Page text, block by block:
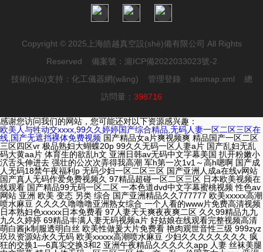
Copyright © 2025上海皓越真空設(shè)備有限公司 All Rights
Reserved 備案號： 滬ICP備2022033023號-2
技術(shù)支持： 化工儀器網(wǎng) 管理登錄 sitemap.xml 總
訪問量： 398716
感谢您访问我们的网站，您可能还对以下资源感兴趣：
欧美人与牲动交xxxx,99久久婷婷国产综合精品,无码人妻一区二区三区在
线,国产无遮挡裸体免费视频 国产精品女a片爽视频爽 精品国产一区二区三区四区vr 极品熟妇大蝴蝶20p 99久久无码一区人妻a片 国产乱妇无乱码大黄aa片 体育生的欲乱h文 亚洲日韩av无码中文字幕美国 扒开粉嫩小泬舌头伸进去 强壮的公次次弄得我高潮 军h第一次1v1～高h嗯啊 国产成人无码18禁午夜福利p 无码少妇一区二区三区 国产亚洲人成a在线v网站 国产真人无码作爱免费视频久 97精品超碰一区二区三区 日本欧美视频在线观看 国产精品99无码一区二区 一本色道dvd中文字幕蜜桃视频 性色av网站 亚洲 欧美 变态 另类 综合 国产亚洲精品久久777777 欧美xxxxx高潮喷水麻豆 久久久久噜噜噜亚洲熟女综合 一个人看的www片免费高清视频 日本熟妇色xxxxx日本免费看 97人妻天天爽夜夜爽二区 久久99精品九九九久久婷婷 69精品丰满人妻无码视频a片 好姑娘在线观看完整视频高清 萌白酱jk制服透明白丝 欧美性做爰大片免费看 艳肉观世音性三级 999zyz玖玖资源站永久无码 欧美xxxxx高潮喷水麻豆 少妇久久久久久久久久 疯狂的交换1—6真实交换3和2 亚洲午夜精品久久久久久app 人妻 丝袜美腿 中文字幕 精品人体无码一区二区三区 性一交一乱一伧国产女士spa 亚洲精品无码久久久影院相关影片 国产又色又爽无遮挡免费 五月av综合av国产av 人人澡人人透人人爽 国产98色在线 | 日韩 欧美性大战久久久久久久 精品人妻无码一区二区色欲产成人 精品国产精品久久一区免费式 亚洲va中文字幕 99久久久无码国产精品不卡 欧美大荫蒂毛茸茸视频 国产男女猛烈无遮挡免费网站 欧美乱妇日本无乱码特黄大片 国产成人综合欧美精品久久 久久久久人妻精品一区三寸 熟女人妻一区二区三区免费看 国产精品久久成人网站 世预赛亚洲区18强赛 白洁性荡生活第90章 欧美性猛交xxxx黑人猛交 熟妇人妻av无码一区二区三区 欧美老人巨大xxxx做受 亚洲色成人www永久网站 国产在线观看国产精品产拍 色一情一区二区三区四区 人妻少妇无码精品视频区 最近2019年日本中文免费字幕 性做久久久久久久久 国产精品毛片久久久久久久 欧美裸体xxxx极品少妇 久久人人妻人人做人人爽 少爷托着娇乳撞击娇吟 两口子交换真实刺激高潮 青娱乐极品盛宴 精品一区二区久久久久久久网站 8x8ⅹ永久海外华人免费观看 午夜精品久久久久久久无码 麻豆高清免费国产一区 东北少妇大叫高潮xxxⅹ小说 精品爆乳一区二区三区无码av 亚洲欧美日韩在线不卡 美腿丝袜视频 狂野欧美性猛交xxxx 国精品人妻无码一区二区三区牛牛 久久亚洲精品无码av 免费啪啪a片aaaa片老太婆交 中文字幕乱码中文乱码777 人禽杂交18禁网站免费 亚洲国产另类久久久精品黑人 国产精品18久久久久久麻辣 国产片+人+综合 精品国产偷窥一区二区 国产精品特级毛片一区二区三区 人妻丰满熟妇岳av无码区hd 初尝人妻少妇中文字幕 精品香蕉99久久久久网站 激情综合色综合久久综合 欧美人禽杂交狂配 69sex久久精品国产麻豆 色狠狠色噜噜av天堂一区 国产suv精二区69 亚洲熟女乱综合一区二区 国产av无码专区亚洲a∨毛片 国产精品三级一区二区 99国产精品无码 人妻激情偷乱视频一区二区三区 国产成人综合欧美精品久久 加勒比hezyo黑人专区 99久久久无码国产精品不卡 精品丝袜人妻久久久久久 精品少妇人妻av一区二区 伦h望h女h高 破了亲妺妺的处免费视频国产 怡红院av一区二区三区 亚洲综合一区二区三区无码 色噜噜狠狠一区二区三区果冻 国产精品人妻一区二区三区四区 狠狠色噜噜狠狠狠狠av不卡 五夫一妻的幸福生活 午夜福利一区二区三区在线观看 国产99久久久久久免费看 精品少妇人妻av无码久久 日韩人妻一区二区三区蜜桃视频 色噜噜狠狠色综合成人网 久久国产乱子伦精品一区二区红桃 国产无遮挡又黄又爽又色 国产精品久久久久久久久久直播 国产成人无码av在线播放dvd 国产精品久久久久9999爆乳 精品久久久久久亚洲精品 双人床上互动的动作 99蜜桃臀久久久欧美精品网站 欧美成人看片黄a免费看 男人用嘴添女人下身免费视频 人妻无码久久久久久久久久久 久久99国产精品成人 白洁在宾馆被赵振连玩三天 强制屈辱调教h 国产人久久人人人人爽 亚洲国产精品无码久久久 欧美猛少妇色xxxxx猛叫 国产精品乱码一区二区三区 波多野结衣中文字幕久久 人妻少妇精品无码专区二区 7777精品伊人久久久大香线蕉 8x8ⅹ永久海外华人免费观看 √天堂中文官网8在线 尤物网址在线观看 日本不卡一区二区三区 疯狂做受xxxx国产 丰满少妇人妻无码 亚洲精品一区久久久久久 久久久久99精品成人片 主人调教后菊惩罚h hd女人奶水授乳milk 欧美亚洲精品一区二区 熟女性饥渴一区二区三区 7777久久亚洲中文字幕 午夜精品久久久久久 欧美两根一起进3p做受视频 妺妺窝人体色www婷婷 欧美熟妇xxxxx欧美老妇不卡 国产大学生粉嫩无套流白浆 免费特级毛片 人妻换人妻仑乱 美腿丝袜视频 放荡的少妇2欧美版 欧洲多毛裸体xxxxx 扒开内裤边吃奶xxoo 亚洲欧美日韩精品久久亚洲区 亚洲人成无码www久久久 日日噜狠狠噜天天噜av 久久人人爽天天玩人人妻精品 九九精品99久久久香蕉 少妇性饥渴无码a区免费 永久免费不卡在线观看黄网站 免费观看又色又爽又黄的软件 精品少妇人妻av免费久久洗澡 麻豆国产尤物av尤物在线观看 国产精品久久久久久妇女 国产v综合v亚洲欧美久久 中文字幕av人妻互换久久 国产精品久久久久一区二区三区 日韩超碰人人爽人人做人人添 正在播放老肥熟妇露脸 国精产品一区二区三区糖心269 人人爽人人爽人人片av 狠狠躁18三区二区一区 他扒开我小泬添我三男一女视频 中年熟妇的大黑p 无码少妇一区二区三区 精品人妻少妇一区二区三区在线 少妇真实被内射视频三四区 午夜精品久久久内射近拍高清 无码一区二区三区在线观看 亚洲精品无码高潮喷水a片小说 亚洲熟妇色xxxxx欧美老妇 强挺进小y头的小花苞 99国产精品99久久久久久 国产97色在线 | 日韩 人妻无码久久久久久久久久久 中文精品无码中文字幕无码专区 久久综合狠狠综合久久综合88 男人的天堂av网站 久久久www成人免费精品 无码人妻一区二区三区在线视频 国精产品一区二区三区有限公司 精品国产一区二区三区av性色 亚洲中文字幕人成影院 成人无码一区二区三区 蜜桃视频一区二区三区在线观看 少妇裸交全过程 久久精品无码一区二区三区 邻居新婚少妇真紧 中文无码亚洲精品字幕 国产精品日韩欧美一区二区三区 青楼男妓h高潮啊哈男男 成人精品一区二区三区中文字幕 精品久久久久久国产 色婷婷丁香a片区毛片区女人区 一区二区在线 | 欧洲 国产精品久久777777 japanese熟女熟妇 亚洲乱码av中文一区二区 亚洲熟妇国产熟妇肥婆 自拍日韩亚洲一区在线 亚洲日韩一区精品射精 国产成人av一区二区三区不卡 被男人添囗交做爰视频 久久久久久亚洲精品不卡 人人妻人人澡人人爽精品日本 小yin娃日记h双性窑子开张了 密室大逃脱第4季免费观看 日本五月天婷久久网站 国产精品成人久久电影 非洲人和和人配人视频 国产无遮挡又黄又爽在线视频 国产亚洲精品精品精品 精品无码久久久久久久久久 哦┅┅快┅┅用力啊┅警花少妇 国内精品久久 果冻传媒影视 麻豆国产av超爽剧情系列 暴躁妹妹csgo高清更新时间 少妇无码太爽了不卡视频在线看 99久久无码一区人妻a片 少妇真人直播app 精品国产乱子伦一区二区三区 国产精品污www一区二区三区 狠狠色婷婷久久一区二区三区 亚洲国产精品无码久久 国产无遮挡裸体免费视频 69sex久久精品国产麻豆 亚洲精品久久无码 小yin娃日记h双性窑子开张了 狠狠做深爱婷婷久久综合一区 中文区中文字幕免费看 人妻少妇精品无码专区二区 久久久久无码国产精品一区 丰满少妇大力进入 老色鬼永久精品网站 亚洲欧美一区二区成人片 精品一区二区三区在线观看视频 欧美肥妇bbwbbw 99riav国产精品视频 漂亮人妻被修理工侵犯 久久av无码精品人妻系列试探 精品久久久久久中文字幕 国产精品久久久亚洲 青青草国产成人99久久 很想很想你电视剧免费 男男车车的车车网站w98免费 我胸太大班里男生总是摸 亚洲欧美精品suv 中国xxxxxxxxx18 亚洲日韩国产av无码无码精品 乱中年女人伦av一区二区 国产成人无码av 精品人妻伦一二三区久久 欧美亚洲国产一区二区三区 国产偷人爽久久久久久老妇app 国产成人精品一区二区三区无码 星空视频在线观看完整版 精品无码久久久久久久久久 国产奶头好大揉着好爽视频 按摩师用嘴亲我下面过程 伊人色综合久久天天五月婷 欧美老人巨大xxxx做受 eeuss影院在线播放影院 无码色偷偷亚洲国内自拍 chinese白浆高潮videos 丰满少妇a片免费观看 国产精品成人久久久久久久 99re6在线视频精品免费 亚洲精品无码高潮喷水a片小说 中国熟妇videosexfreexxxx片 国产一二三精品无码不卡日本 在线 | 一区二区三区 影音先锋色资源 亚洲乱码av中文一区二区 日本强好片久久久久久aaa 又色又爽又高潮免费视频观看 精品无码久久久久国产 人妻挨脔日常h古代 中文字幕av人妻互换久久 国产成人无码一二三区视频 办公室双腿打开揉弄高潮淑芬 成人性生交大片免费看 国模少妇一区二区三区 成人毛片100免费观看 男人的天堂av网站 国精产品一区一区三区有限公司 玩弄丰满少妇xxxxx 欧美激情精品久久久久久 亚洲日韩在线中文字幕综合 国产免费无遮挡吸奶头视频 国产伦精品一区二区三区免费迷 性色av一二三天美传媒 丰满少妇a片免费观看 少妇厨房愉情理9仑片视频 成全大全免费观看完整版高清 337p粉嫩日本欧洲亚洲福利 无码av免费一区二区三区 艳妇臀荡乳欲伦1 久久精品无码av一区二区三区 亚洲精品无码久久久久久久 老师含紧一点h边做边走视频 精产国品一二三产区区大学 日韩人妻精品一区二区三区视频 四虎国产成人永久精品免费 日本乱偷互换人妻中文字幕 男人扒开女人荫蒂添的我高潮了 为什么放进去女的就老实了 色综合久久五月色婷婷 狠狠躁夜夜躁人人爽超碰97香蕉 青楼男妓h高潮啊哈男男 免费又黄又爽又色的视频 女人被狂躁免费看30分钟 十八禁男女视频无遮挡 99久久精品日本一区二区免费 久久97久久97精品免视看 欧洲熟妇色xxxx欧美老妇多毛 国精产品一区一区三区有限在线 日本高清视频www 大肉大捧一进一出的视频 久久av无码乱码a片无码波多 国产精品无码av在线播放 yin荡护士系列合集小说 岳打开双腿开始配合交换 久久精品一区二区三区中文字幕 四虎影视1304t 欧美一性一乱一交一视频 国产99久久久久久免费看 国产xxx农村乱另类 睡着了被偷偷滑进去了 亚洲精品久久区二区三区蜜桃臀 日韩精品一区二区三区中文 久久国产精品无码一区二区三区 国产精品无码av在线播放 国产乱肥老妇 恋恋洗衣店第二季第9集 999久久久免费精品国产 乱中年女人伦av三区 久久久久99人妻一区二区三区 欧美精品一区二区三区a片 欧洲成人午夜精品无码区久久 无码人妻aⅤ一区二区三区 国产一区二区三区精品视频 爆乳熟妇一区二区三区霸乳 黑人巨大vs日本人优在线 国产69久久精品成人看 男女啪动最猛动态图 三年片在线观看免费观看大全动漫 国产98色在线 | 日韩 久久亚洲精品无码av mm131美女大尺度私密照尤果 麻豆国产尤物av尤物在线观看 黑人巨大vs日本人优在线 国产午夜无码视频在线观看 国产成人无码a区在线观看视频 无码av人妻一区二区三区四区 国产精品久久久久久久久久免费 国内精品久久 99香蕉国产精品偷在线观看 成人h动漫精品一区二区无码 林静公交车被做到高c 免费无码又爽又刺激高潮视频 亚洲国产精品久久人人爱 亚洲精品乱码久久久久久 精品无码久久久久国产 精品国产一区二区三区av性色 国产男女无遮挡猛进猛出 国产成人精品综合在线观看 兔费看少妇性l交大片免费 中文字幕在线无码一区二区三区 成人午夜精品无码区久久 亚洲无av在线中文字幕 天天av天天翘天天综合网 大肉大捧一进一出的视频 少妇高潮a片无套内谢麻豆传 亚洲国产一区二区a毛片 亚洲欧美中文日韩在线v日本 日日橹狠狠爱欧美超碰 成人试看120秒体验区 性高朝久久久久久久 色偷偷噜噜噜亚洲男人 宝贝你的奶好大把腿张开 亚洲日本va中文字幕无码 18禁黄网站男男禁片免费观看 国产精品久久久久久亚洲 中国猛少妇色xxxxx 成人试看120秒体验区 张筱雨人体337p人体 亚洲精品久久7777777 美国大片bgm大全 国产av无码国产av毛片 18禁黄网站男男禁片免费观看 亚洲日韩乱码久久久久久 国产精品理论片在线观看 欧美又粗又大xxxxbbbb疯狂 欧美群妇大交群 亚洲精品欧美二区三区中文字幕 人妻少妇屁股翘水多 亚洲国产精品成人无码区 亚洲欧美日韩一区在线观看 亚洲成熟丰满熟妇高潮xxxxx 国产精品无码av无码 av无码国产精品午夜a片 av无码久久久久久不卡网站 2023免费观看国语高清电视剧 欧妇女乱妇女乱视频 精品无码久久久久成人漫画 小sao货边洗澡边cao你 国产乱xxxxx97国语对白 欧洲亚洲精品久久久久 亚洲国产精华推荐单单品榜 把腿抬高我要添你下面小说 在线天堂中文在线资源网 夜夜添无码一区二区三区 少妇bbb搡bbb搡bbb 看清楚我是怎么c你的视频 国产精品日本一区二区不卡视频 三年片在线观看免费观看大全一 人妻少妇无码精品视频区 无码人妻久久一区二区三区不卡 大屁股熟女一区二区三区 亚洲人成无码网站久久99热国产 国内精品久久久久久无码不卡 又大又粗又爽的少妇免费视频 a片在线观看免费 久久国产精品波多野结衣av 精品人妻无码一区二区色欲产成人 欧美在线 | 亚洲 蜜臀av无码精品人妻色欲 国产情侣一区二区三区 性过程三级视频视频 小泽玛利亚的电影 久久久久噜噜噜亚洲熟女综合 国产精品久久久久一区二区三区 gogogo日本免费观看视频 精品人人妻人人澡人人爽牛牛 人妻精品久久久久中文字幕69 久久久久成人精品 亚洲 高清 成人 动漫 欧洲熟妇色xxxx欧美老妇多毛 .精品人妻一区二区三区 国产精品无码专区 欧美性受xxxx白人性爽 日本真人做爰免费的视频 国产欧美va欧美va香蕉在 久久综合狠狠综合久久综合88 国产黑色丝袜视频在线看 天天爽天天爽夜夜爽毛片 欧美亚洲精品一区二区 日本熟妇色xxxxx日本免费看 夜爽8888视频在线观看 午夜免费啪视频 亚洲 精品 综合 精品 自拍 成av人片一区二区三区久久 亚洲熟妇无码一区二区三区 久久成人麻豆午夜电影 亚洲熟女乱色一区二区三区 国语对白做受xxxxx在线中国 欧美人禽杂交狂配 人妻丰满熟妇av无码区不卡 日韩人妻精品无码一区二区三区 亚洲熟女少妇一区二区 人人妻人人澡人人爽精品欧美 狠狠色婷婷久久一区二区 麻豆乱码国产一区二区三区 一区二区国产精品精华液 人妻熟妇乱又伦精品视频 99精品人妻少妇一区二区 激情综合色五月丁香六月亚洲 暴躁老妹csgo免费观看 精品久久久无码中文字幕 一本一本久久a久久精品综合麻豆 亚洲日韩av无码一区二区三区人 极品少妇高潮啪啪av无码 国产无套内射又大又猛又粗又爽 宝让我吃你的小扇贝 www国产精品内射 午夜精品久久久久久久无码 少妇精品导航 欧美黑人又粗又大久久久 狠狠色婷婷久久综合频道毛片 韩国电影姐姐在线观看 无码人妻精品一区二区三区夜夜嗨 人妻无码第一区二区三区 无码一区二区三区免费 成在人线av无码免费 夜夜爽日日澡人人添 人妻无码av天堂二区 亚洲精品久久无码午夜一区二区 日韩精品无码一区二区三区 抽搐一进一出gif日本 国产精品日韩欧美一区二区三区 久久精品国产精品国产精品污 欧美黑人欧美精品刺激 精品人妻无码一区二区三区蜜桃一 亚洲va国产va天堂va久久 97精品一区二区视频在线观看 67194熟妇在线播放直接进入 久久久噜噜噜久久 把雪白的岳弄怀孕了 越南少妇做受xxx片 国产精品人妻一区二区三区四区 午夜精品久久久久久久 久久精品国产精品亚洲色婷婷 久久久精品一区aaa片 国产精品揄拍100视频 日韩欧美亚洲国产精品字幕久久久 人妻少妇偷人精品无码 白色情人节什么意思 国产成人无码综合亚洲日韩 成人乱人乱一区二区三区 日本无码成人片在线观看波多 欧美亚洲色综久久精品国产 日韩精品中文字幕无码一区 国产成人久久久精品二区三区 精品人妻无码一区二区三区 无码人妻精品一区二区蜜桃网站 熟妇的奶头又大又粗 国产精品无码午夜福利 韩国精品一区二区三区无码视频 熟妇高潮一区二区三区 无码 制服 丝袜 国产 另类 无码人妻丰满熟妇区毛片 国产精品成人va在线观看 亚洲欧美日韩在线不卡 三年片免费大全国语 伦理片在线观看高清视频免费播放 337p日本欧洲亚洲大胆精品 日本japanese丰满白浆 国产午夜无码视频在线观看 精品黑人一区二区三区 三年片在线观看免费观看大全中国 久久久久99精品成人片试看 日本人做爰视频大尺度 无码人妻精品一区二区三区夜夜嗨 美女国产毛片a区内射 最近高清中文在线字幕在线观看 国产精品久久毛片 国产日韩精品中文字无码 国产亚州精品女人久久久久久 青青河边草免费视频 暴躁妹妹csgo高清更新时间 日日噜噜夜夜狠狠久久丁香五月 亚洲午夜无码久久久久 亚洲中文字幕无码爆乳av 亚洲中文字幕无码av永久 性生交大片免费看2 好爽…又高潮了免费毛片 人妻少妇精品久久久久久 中文字幕av一区 亚洲精品国产电影 挺进大幂幂的滋润花苞御女天下 波多野结衣全集 国产婷婷一区二区三区 狠狠精品干练久久久无码中文字幕 免费无码一区二区三区蜜桃大 丁香五香天堂网 精品国产一区二区三区av性色 人妻无码一区二区三区 国产精品a∨一区二区三区 日韩乱码人妻无码系列中文字幕 亚洲精品久久久久久久久久吃药 久久久久99精品成人片 久久人妻少妇嫩草av蜜桃 brazzersvideosex欧美最新版 欧美黑人添添高潮a片www 少妇人妻在线视频 夜夜爽妓女8888视频免费观看 无码aⅴ精品一区二区三区浪潮 邻居新婚少妇真紧 欧美日韩综合一区二区三区 新版天堂资源中文8在线 久久久精品人妻一区二区三区四 老师好大好硬好深好爽想要 欧美丰满熟妇bbbbbb百度 久久久无码人妻精品一区 丰满人妻翻云覆雨呻吟视频 被男狂揉吃奶胸60分钟视频 亚洲一区二区三区av无码 初尝黑人巨砲波多野结衣 亚洲男女一区二区三区 少妇无码一区二区三区免费 熟妇人妻av无码一区二区三区 欧美乱妇日本无乱码特黄大片 免费无遮挡无码永久视频 中文字幕亚洲一区二区三区 扒开内裤边吃奶xxoo 我把护士日出了白浆 菠萝蜜视频网站 乱码丰满人妻一二三区 18禁男女爽爽爽午夜网站免费 少妇高潮伦 国产国产乱老熟女视频网站97 亚洲午夜福利在线观看 正在播放老肥熟妇露脸 又紧又大又爽精品一区二区 少女观看高清完整版在线观看 国产成人精品综合在线观看 粗大的内捧猛烈进出在线视频 亚洲 高清 成人 动漫 人人妻人人澡人人爽欧美一区九九 精品无码国产一区二区三区av 国产精品无码av在线观看播放 国精产品一区一区三区有限 鲁鲁狠狠狠7777一区二区 激情内射亚洲一区二区三区爱妻 伦理片在线观看高清视频免费播放 无码精品视频一区二区三区 无码精品人妻一区二区三区av 韩国无码av片在线观看网站 一本色道久久综合亚洲精品 麻豆md传媒md0049入口 俄罗斯女肥臀大屁bbw 风韵多水的老熟妇 成熟女人毛片www免费版在线 xxxx69hd老师 人禽杂交18禁网站免费 久久99精品久久久久久噜噜 日韩av无码一区二区三区 国产又色又爽又高潮免费 97精品一区二区视频在线观看 亚洲精品中文字幕无码蜜桃 成人妇女免费播放久久久 十九岁日本免费完整版bd 国产精品一线二线三线 强开小嫩苞毛片一二三区 忘忧草视频在线观看 日韩av在线观看免费 97人妻人人揉人人躁人人 天堂mv在线mv免费mv香蕉 国产精品va无码一区二区 黑丝袜的诱惑 无遮挡粉嫩小泬久久久久久久 国产美女被遭强高潮免费网站 亚洲国产精华推荐单单品榜 黄金网站app免费视频 久久精品噜噜噜成人av 欧美日韩亚洲国产精品 99国产精品无码 精品久久久无码中文字幕边打电话 日本乱妇乱熟乱妇乱色a片 欧美激情第1页 japanese老熟妇乱子伦视频 久久久久久久女国产乱让韩 无码中文字幕色专区 国产无遮挡又黄又爽又色 亚洲欧洲日韩综合色天使先锋 中文字幕久久熟女蜜桃 欧洲亚洲精品久久久久 久久精品国产一区二区三 fc2成年免费共享视频 国产日韩成人内射视频 特级毛片a片久久久久久 色88久久久久高潮综合影院 久久久久成人精品 狠狠色婷婷久久一区二区三区 色88久久久久高潮综合影院 国产成人一区二区三区 亚洲精品国产精品乱码视色 蜜桃臀无码内射一区二区三区 成人3d动漫一区二区三区 成人无码一区二区三区 久久久人人人婷婷色东京热 国产av无码专区亚洲精品 精品无码三级在线观看视频 国产日韩精品一区二区三区在线 国产精品揄拍100视频 成人免费毛片aaaaaa片 日本va欧美va精品发布 最近最新高清中文字幕 xxxx69hd老师 四六级报名官网登录入口 少妇荡乳情欲办公室456视频 又嫩又硬又黄又爽的视频 我胸太大班里男生总是摸 久久这里只有精品首页 熟妇人妻久久中文字幕 久久久久夜夜夜精品国产 久久久久精品国产人妻一区二区 欧美 丝袜 自拍 制服 另类 伊人久久大香线蕉av一区 国产精品人人妻人人爽久久 97国产av传媒视频在线观看 亚洲精品无码一区二区 东京热无码av一区二区 老熟女高潮喷了一地 久久免费的精品国产v∧ 精品丰满人妻无套内射 熟妇搡bbbb搡bbbb太国 中文字幕精品一区二区精品 日韩免费无码一区二区视频 无套内谢少妇毛片a片小说 日本55丰满熟妇厨房伦 无码人妻少妇伦在线电影 午夜精品一区二区三区在线观看 无码精品人妻一区二区三区影院 成 人片 黄 色 大 片 人妻丰满熟妇av无码区hd 欧美极品少妇无套实战 欧美无人区码su 丝袜 中出 制服 人妻 美腿 老男孩电影在线观看 久久精品国产99国产精品 97精品一区二区视频在线观看 身体里的她电视剧免费观看 亚洲爆乳无码一区二区三区 揉捏花蒂核边打高h 免费无码不卡视频在线观看 久久人妻无码一区二区 农村老熟妇乱子伦视频 久久久不卡国产精品一区二区 三年片在线观看免费观看大全动漫 人人妻人人澡人人爽精品日本 一本久久综合亚洲鲁鲁五月天 国产精品亚洲一区二区三区 岳打开双腿开始配合交换 久久久久人妻一区二区三区 亚洲熟妇丰满多毛xxxx 日本新japanese乱熟 999国产精品999久久久久久 久久久www免费人成精品 japan高清日本乱xxxxx 国产精品久久久久一区二区三区共 亚洲色偷精品一区二区三区 国产精品久久久久久影视 精品欧美一区二区三区久久久 亚洲人成无码www久久久 精品少妇人妻av一区二区三区 国产又色又爽又高潮免费 人妻少妇被粗大爽9797pw 99精品欧美一区二区三区 久久人妻少妇嫩草av无码专区 日本无码sm凌虐视频在线观看 国产精品久久久爽爽爽麻豆色哟哟 无码 制服 丝袜 国产 另类 精品一区二区三区在线观看视频 人妻激情偷乱视频一区二区三区 日本在线 | 中文 朋友的丰满人妻hd 少妇av一区二区三区无码 日本熟妇xxx 国产精品白浆无码流出 亚洲精品无码午夜福利中文字幕 老熟妇高潮一区二区三区 亚洲成av人片一区二区 国产一区二区女内射 久久亚洲国产成人精品无码区 亚洲成熟丰满熟妇高潮xxxxx 国产精品无码专区av在线播放 欧美大肥婆大肥bbbbb 国产另类ts人妖一区二区 国产成人